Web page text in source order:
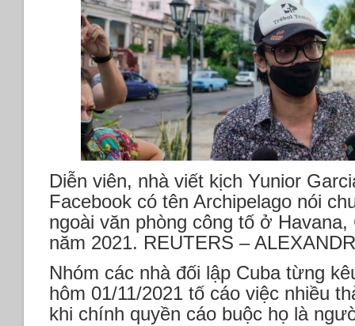
Diễn viên, nhà viết kịch Yunior
Facebook có tên Archipelago nói
ngoài văn phòng công tố ở
năm 2021. REUTERS –
Nhóm các nhà đối lập Cuba từng
hôm 01/11/2021 tố cáo việc nhiều
khi chính quyền cáo buộc họ là